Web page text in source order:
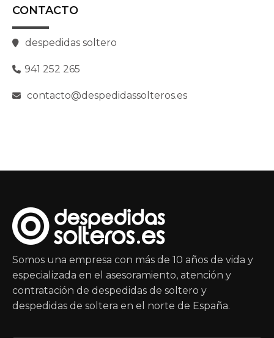
CONTACTO
despedidas soltero
941 252 265
contacto@despedidassolteros.es
Somos una empresa con más de 10 años de vida y
especializada en el asesoramiento, atención y
contratación de despedidas de soltero y
despedidas de soltera en el norte de España.